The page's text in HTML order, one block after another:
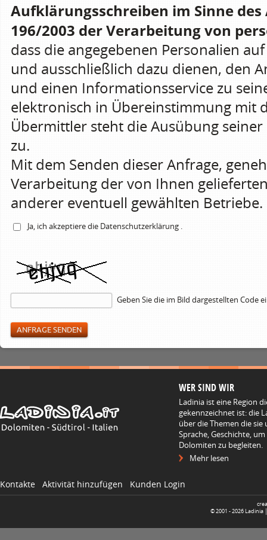
Aufklärungsschreiben im Sinne
196/2003 der Verarbeitung von
dass die angegebenen Personalien
und ausschließlich dazu dienen, den
und einen Informationsservice zu
elektronisch in Übereinstimmung mit
Übermittler steht die Ausübung
zu.
Mit dem Senden dieser Anfrage,
Verarbeitung der von Ihnen
anderer eventuell gewählten Betriebe.
Ja, ich akzeptiere die Datenschutzerklärung .
Geben Sie die im Bild dargestellten Code
WER SIND WIR
Ladinia ist eine Region
gekennzeichnet ist: die
über die Themen die
Sprache, Geschichte,
Dolomiten zu begleiten.
Mehr lesen
Kontakte Aktivität hinzufügen Kunden Login
© 2001 -2026 Ladinia